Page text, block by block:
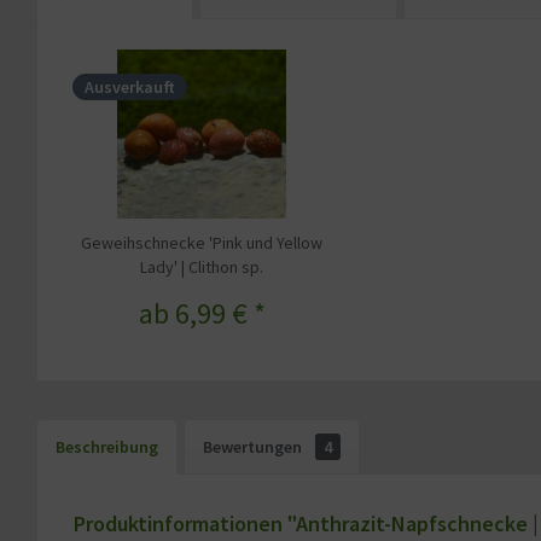
Ausverkauft
Geweihschnecke 'Pink und Yellow
Lady' | Clithon sp.
ab 6,99 € *
Beschreibung Bewertungen 4
Produktinformationen "Anthrazit-Napfschnecke